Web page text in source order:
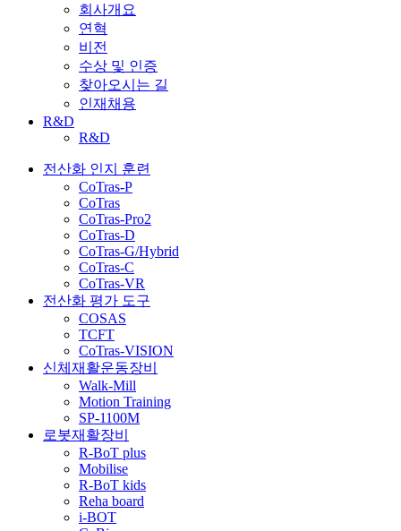
회사개요
연혁
비전
수상 및 인증
찾아오시는 길
인재채용
R&D
R&D
전산화 인지 훈련
CoTras-P
CoTras
CoTras-Pro2
CoTras-D
CoTras-G/Hybrid
CoTras-C
CoTras-VR
전산화 평가 도구
COSAS
TCFT
CoTras-VISION
신체재활운동장비
Walk-Mill
Motion Training
SP-1100M
로봇재활장비
R-BoT plus
Mobilise
R-BoT kids
Reha board
i-BOT